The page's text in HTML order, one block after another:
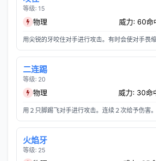
等级: 15
物理 威力: 60命
用尖锐的牙咬住对手进行攻击。有时会使对手畏缩
二连踢
等级: 20
物理 威力: 30命
用２只脚踢飞对手进行攻击。连续２次给予伤害。
火焰牙
等级: 25